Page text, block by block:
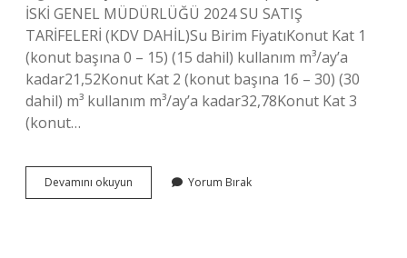
İSKİ GENEL MÜDÜRLÜĞÜ 2024 SU SATIŞ
TARİFELERİ (KDV DAHİL)Su Birim FiyatıKonut Kat 1
(konut başına 0 – 15) (15 dahil) kullanım m³/ay’a
kadar21,52Konut Kat 2 (konut başına 16 – 30) (30
dahil) m³ kullanım m³/ay’a kadar32,78Konut Kat 3
(konut…
Devamını okuyun Bodrumda
Su
Yorum Bırak